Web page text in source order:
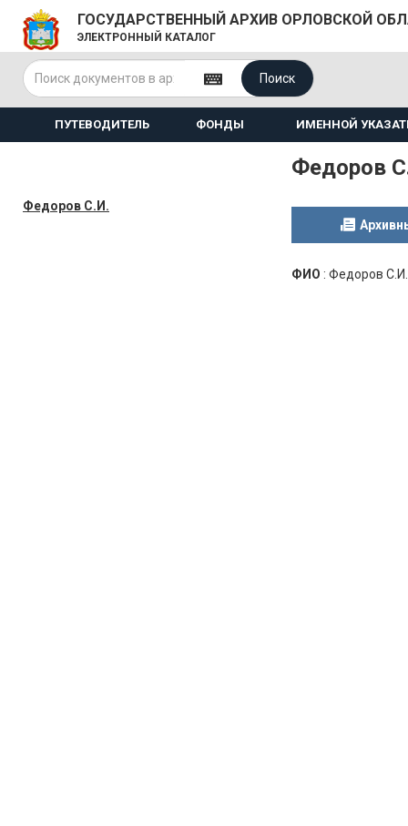
ГОСУДАРСТВЕННЫЙ АРХИВ ОРЛОВСКОЙ
ЭЛЕКТРОННЫЙ КАТАЛОГ
Поиск
ПУТЕВОДИТЕЛЬ ФОНДЫ ИМЕННОЙ
Федоров С.И.
Федоров
ФИО : Федоров С.И.